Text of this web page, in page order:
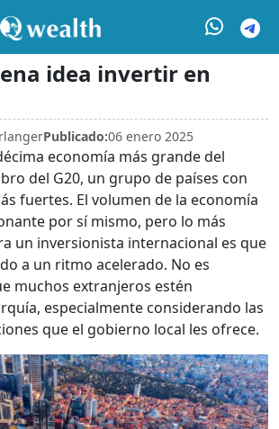
idea invertir en
Publicado:06 enero 2025
economía más grande del
del G20, un grupo de países con
fuertes. El volumen de la economía
por sí mismo, pero lo más
un inversionista internacional es que
a un ritmo acelerado. No es
muchos extranjeros estén
especialmente considerando las
que el gobierno local les ofrece.